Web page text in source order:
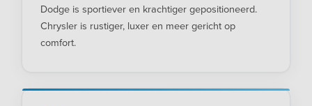
Dodge is sportiever en krachtiger gepositioneerd.
Chrysler is rustiger, luxer en meer gericht op
comfort.